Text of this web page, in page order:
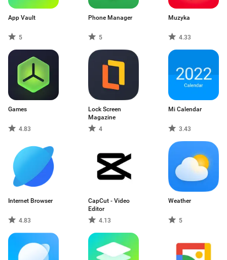
App Vault
5
Phone Manager
5
Muzyka
4.33
Games
4.83
Lock Screen
Magazine
4
Mi Calendar
3.43
Internet Browser
4.83
CapCut - Video
Editor
4.13
Weather
5